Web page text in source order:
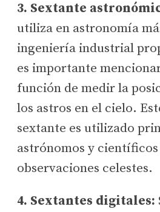
3. Sextante
utiliza en astronomía
ingeniería industrial
es importante
función de medir la
los astros en el cielo.
sextante es utilizado
astrónomos y
observaciones celestes.
4. Sextantes digitales: